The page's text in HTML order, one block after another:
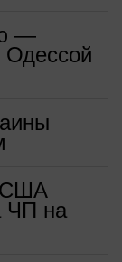
—
Одессой
США
ЧП на